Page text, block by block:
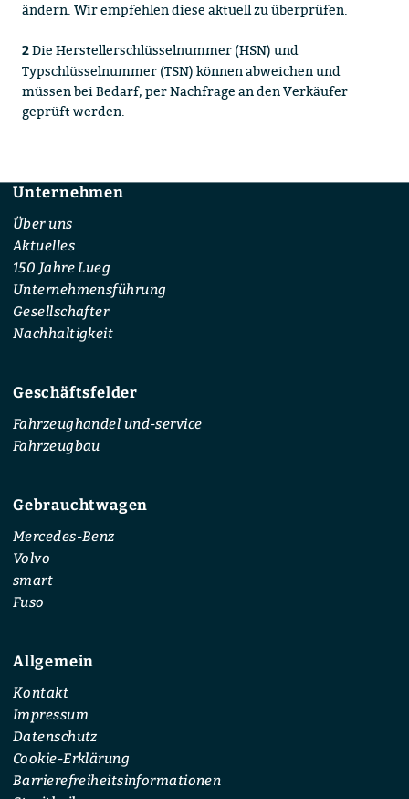
ändern. Wir empfehlen diese aktuell zu überprüfen.
2Die Herstellerschlüsselnummer (HSN) und
Typschlüsselnummer (TSN) können abweichen und
müssen bei Bedarf, per Nachfrage an den Verkäufer
geprüft werden.
Footer
Unternehmen
Über uns
Aktuelles
150 Jahre Lueg
Unternehmensführung
Gesellschafter
Nachhaltigkeit
Geschäftsfelder
Fahrzeughandel und-service
Fahrzeugbau
Gebrauchtwagen
Mercedes-Benz
Volvo
smart
Fuso
Allgemein
Kontakt
Impressum
Datenschutz
Cookie-Erklärung
Barrierefreiheitsinformationen